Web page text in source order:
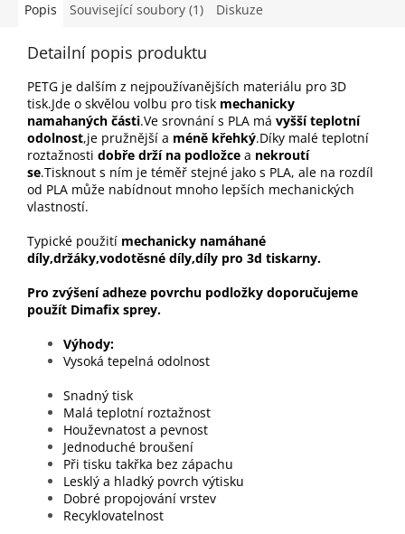
Popis Související soubory (1) Diskuze
Detailní popis produktu
PETG je dalším z nejpoužívanějších materiálu pro 3D
tisk.Jde o skvělou volbu pro tisk mechanicky
namahaných části.Ve srovnání s PLA má vyšší teplotní
odolnost,je pružnější a méně křehký.Díky malé teplotní
roztažnosti dobře drží na podložce a nekroutí
se.Tisknout s ním je téměř stejné jako s PLA, ale na rozdíl
od PLA může nabídnout mnoho lepších mechanických
vlastností.
Typické použití mechanicky namáhané
díly,držáky,vodotěsné díly,díly pro 3d tiskarny.
Pro zvýšení adheze povrchu podložky doporučujeme
použít Dimafix sprey.
Vysoká tepelná odolnost
Snadný tisk
Malá teplotní roztažnost
Houževnatost a pevnost
Jednoduché broušení
Při tisku takřka bez zápachu
Lesklý a hladký povrch výtisku
Dobré propojování vrstev
Recyklovatelnost